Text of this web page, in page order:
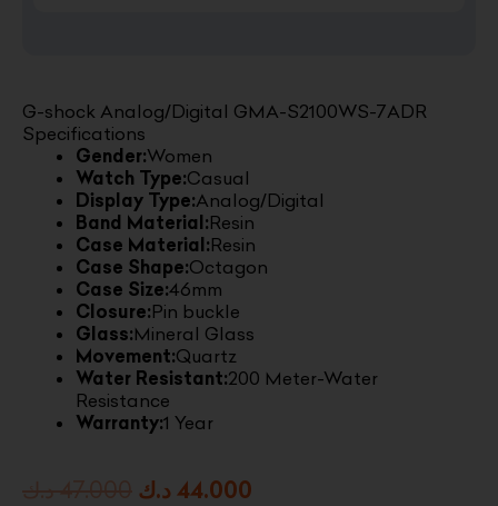
G-shock Analog/Digital GMA-S2100WS-7ADR
Specifications
Gender:Women
Watch Type:Casual
Display Type:Analog/Digital
Band Material:Resin
Case Material:Resin
Case Shape:Octagon
Case Size:46mm
Closure:Pin buckle
Glass:Mineral Glass
Movement:Quartz
Water Resistant:200 Meter-Water
Resistance
Warranty:1 Year
Original
44.000 د.ك